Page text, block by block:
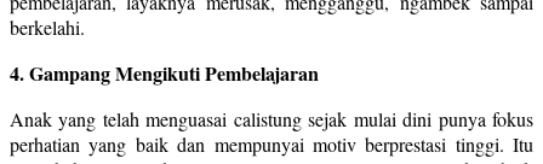
berkelahi.
4. Gampang Mengikuti Pembelajaran
Anak yang telah menguasai calistung sejak mulai dini punya fokus
perhatian yang baik dan mempunyai motiv berprestasi tinggi. Itu